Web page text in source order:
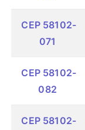
CEP 58102-
071
CEP 58102-
082
CEP 58102-